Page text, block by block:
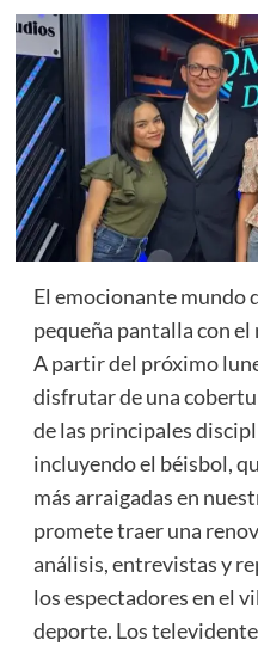
El emocionante mundo
pequeña pantalla con
A partir del próximo
disfrutar de una
de las principales
incluyendo el béisbol,
más arraigadas en
promete traer una
análisis, entrevistas y
los espectadores en el
deporte. Los